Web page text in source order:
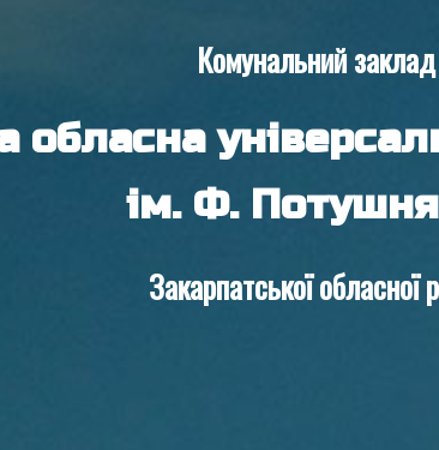
Комунальний заклад
обласна
ім. Ф.
Закарпатської обласної